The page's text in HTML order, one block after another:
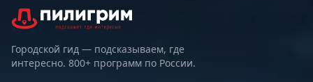
Городской гид — подсказываем, где
интересно. 800+ программ по России.